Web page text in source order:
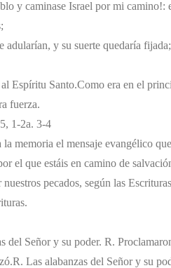
y caminase Israel por mi camino!:
adularían, y su suerte quedaría
Espíritu Santo.Como era en el
fuerza.
1-2a. 3-4
memoria el mensaje evangélico
el que estáis en camino de
pecados, según las
del Señor y su poder. R.
R. Las alabanzas del Señor y su